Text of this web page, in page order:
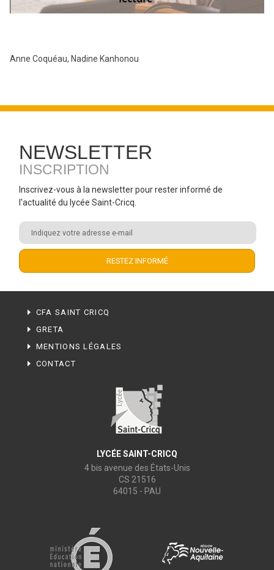
Anne Coquéau, Nadine Kanhonou
NEWSLETTER
INSCRIPTION
Inscrivez-vous à la newsletter pour rester informé de
l'actualité du lycée Saint-Cricq.
CFA SAINT CRICQ
GRETA
MENTIONS LÉGALES
CONTACT
LYCÉE SAINT-CRICQ
4 bis avenue des États-Unis
CS 21516
64015 - PAU